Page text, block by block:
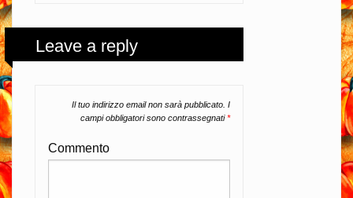
Leave a reply
Il tuo indirizzo email non sarà pubblicato. I
campi obbligatori sono contrassegnati*
Commento